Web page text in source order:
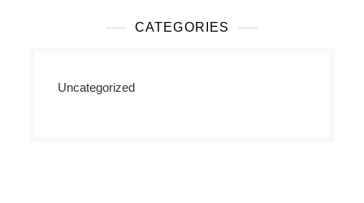
CATEGORIES
Uncategorized